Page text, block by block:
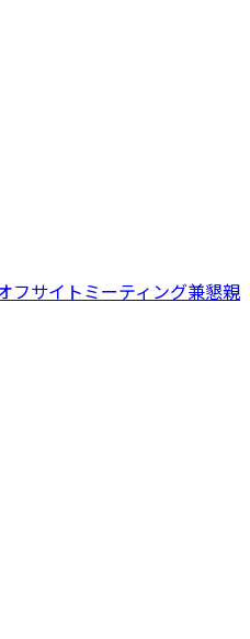
フサイトミーティング兼懇親